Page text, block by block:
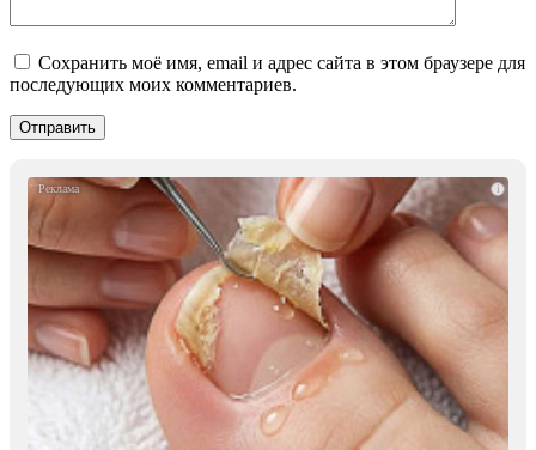
Сохранить моё имя, email и адрес сайта в этом браузере для
последующих моих комментариев.
i